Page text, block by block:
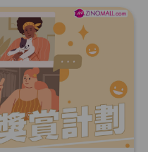
水份防曬霜 50ml
)
1件
加入購物車